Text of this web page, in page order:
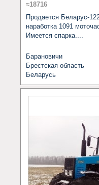
≈18716
Продается Беларус-
наработка 1091
Имеется спарка....
Барановичи
Брестская область
Беларусь